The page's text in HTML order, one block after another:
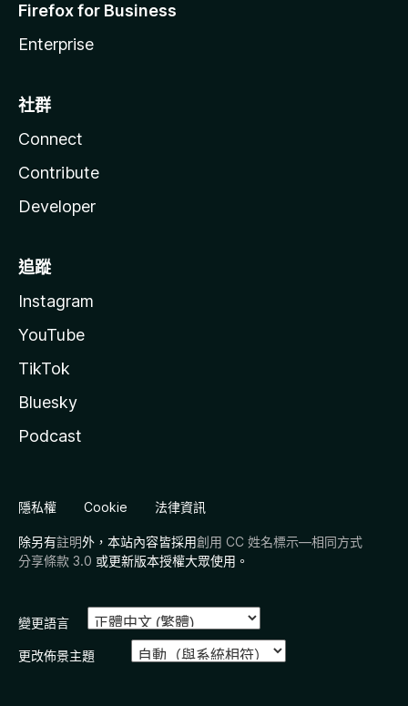
Firefox for Business
Enterprise
社群
Connect
Contribute
Developer
追蹤
Instagram
YouTube
TikTok
Bluesky
Podcast
隱私權 Cookie 法律資訊
除另有註明外，本站內容皆採用創用 CC 姓名標示—相同方式
分享條款 3.0 或更新版本授權大眾使用。
變更語言
更改佈景主題